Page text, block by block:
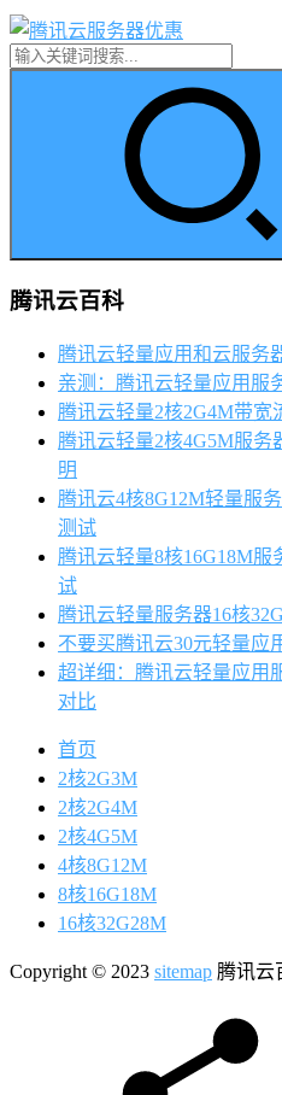
腾讯云百科
腾讯云轻量应用和云服务
亲测：腾讯云轻量应用服
腾讯云轻量2核2G4M带宽
腾讯云轻量2核4G5M服务
明
腾讯云4核8G12M轻量服
测试
腾讯云轻量8核16G18M服
试
腾讯云轻量服务器16核
不要买腾讯云30元轻量应
超详细：腾讯云轻量应用
对比
首页
2核2G3M
2核2G4M
2核4G5M
4核8G12M
8核16G18M
16核32G28M
Copyright © 2023 sitemap 腾讯云